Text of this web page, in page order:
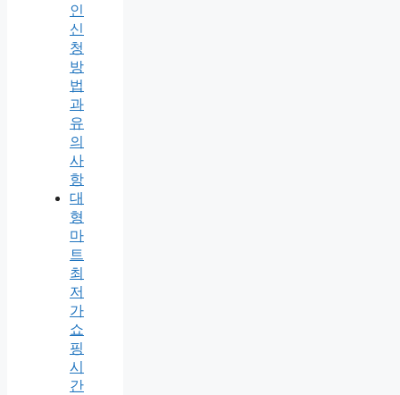
인
신
청
방
법
과
유
의
사
항
대
형
마
트
최
저
가
쇼
핑
시
간